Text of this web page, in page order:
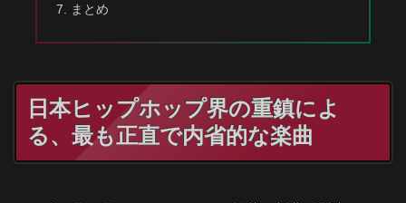
まとめ
日本ヒップホップ界の重鎮によ
る、最も正直で内省的な楽曲